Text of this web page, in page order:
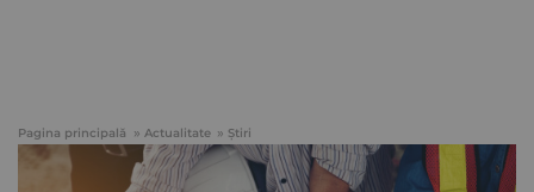
Pagina principală Actualitate Știri